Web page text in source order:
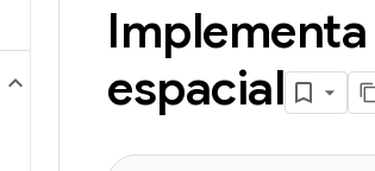
espacial